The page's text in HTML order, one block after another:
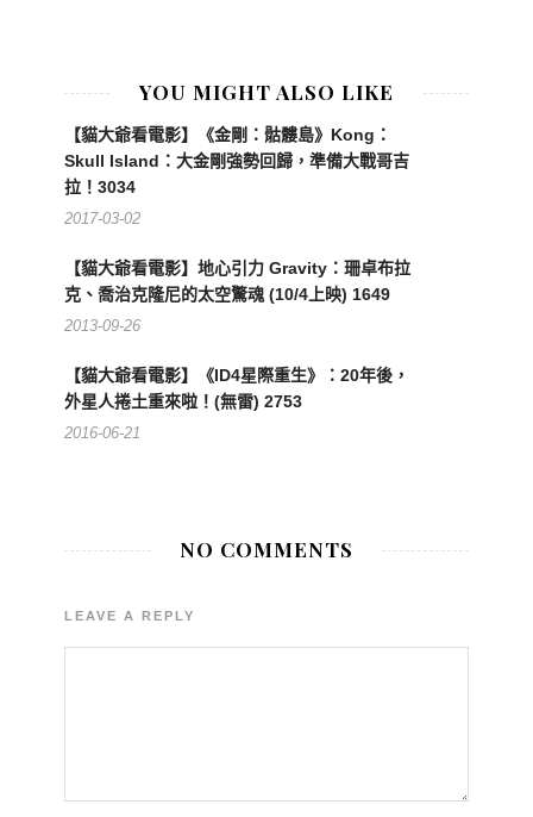
YOU MIGHT ALSO LIKE
【貓大爺看電影】《金剛：骷髏島》Kong：
Skull Island：大金剛強勢回歸，準備大戰哥吉
拉！3034
2017-03-02
【貓大爺看電影】地心引力 Gravity：珊卓布拉
克、喬治克隆尼的太空驚魂 (10/4上映) 1649
2013-09-26
【貓大爺看電影】《ID4星際重生》：20年後，
外星人捲土重來啦！(無雷) 2753
2016-06-21
NO COMMENTS
LEAVE A REPLY